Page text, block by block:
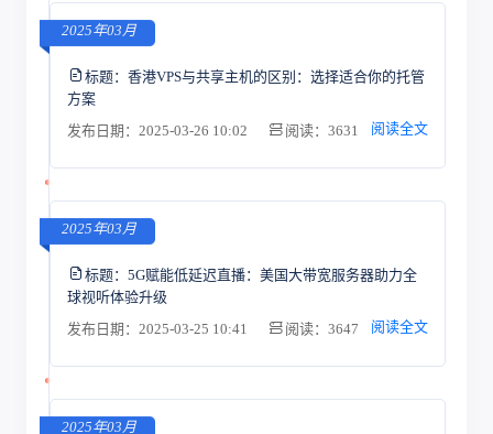
2025年03月
标题： 香港VPS与共享主机的区别：选择适合你的托管
方案
发布日期：2025-03-26 10:02
阅读：3631 阅读全文
2025年03月
标题： 5G赋能低延迟直播：美国大带宽服务器助力全
球视听体验升级
发布日期：2025-03-25 10:41
阅读：3647 阅读全文
2025年03月